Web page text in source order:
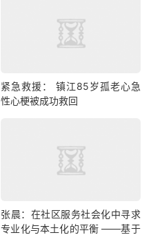
紧急救援： 镇江85岁孤老心急
性心梗被成功救回
张晨：在社区服务社会化中寻求
专业化与本土化的平衡 ——基于